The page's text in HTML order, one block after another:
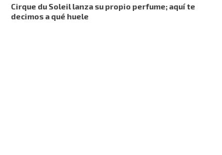
Cirque du Soleil lanza su propio perfume; aquí te
decimos a qué huele